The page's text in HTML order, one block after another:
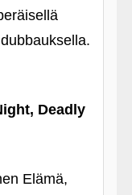
Deadly
Elämä,